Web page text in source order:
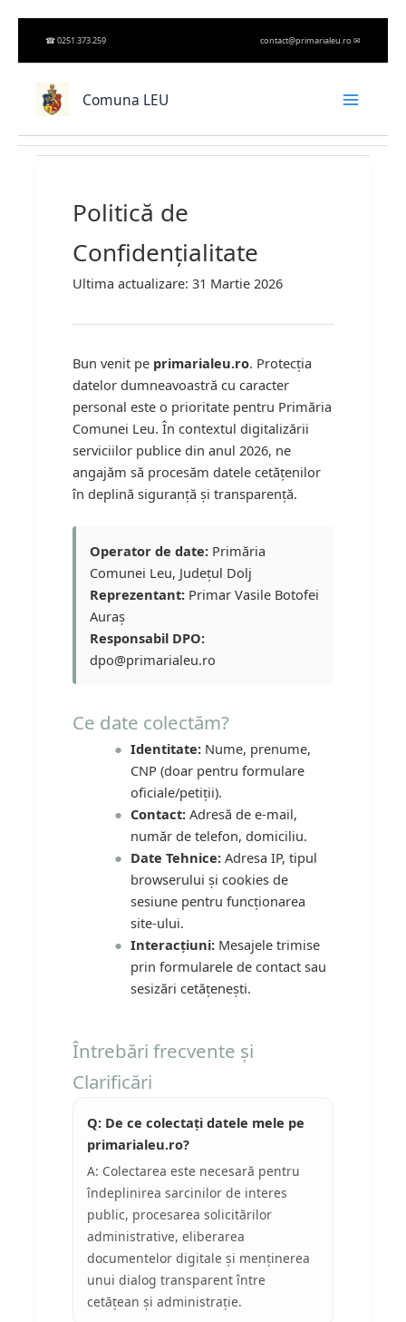
☎︎0251.373.259 contact@primarialeu.ro ✉︎
Comuna LEU
Politică de
Confidențialitate
Ultima actualizare: 31 Martie 2026
Bun venit pe primarialeu.ro. Protecția
datelor dumneavoastră cu caracter
personal este o prioritate pentru Primăria
Comunei Leu. În contextul digitalizării
serviciilor publice din anul 2026, ne
angajăm să procesăm datele cetățenilor
în deplină siguranță și transparență.
Operator de date: Primăria
Comunei Leu, Județul Dolj
Reprezentant: Primar Vasile Botofei
Auraș
Responsabil DPO:
dpo@primarialeu.ro
Ce date colectăm?
Identitate:Nume, prenume,
CNP (doar pentru formulare
oficiale/petiții).
Contact:Adresă de e-mail,
număr de telefon, domiciliu.
Date Tehnice:Adresa IP, tipul
browserului și cookies de
sesiune pentru funcționarea
site-ului.
Interacțiuni:Mesajele trimise
prin formularele de contact sau
sesizări cetățenești.
Întrebări frecvente și
Clarificări
Q: De ce colectați datele mele pe
primarialeu.ro?
A: Colectarea este necesară pentru
îndeplinirea sarcinilor de interes
public, procesarea solicitărilor
administrative, eliberarea
documentelor digitale și menținerea
unui dialog transparent între
cetățean și administrație.